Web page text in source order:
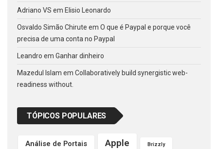
Adriano VS em Elisio Leonardo
Osvaldo Simão Chirute em O que é Paypal e porque você
precisa de uma conta no Paypal
Leandro em Ganhar dinheiro
Mazedul Islam em Collaboratively build synergistic web-
readiness without.
TÓPICOS POPULARES
Análise de Portais Apple Brizzly